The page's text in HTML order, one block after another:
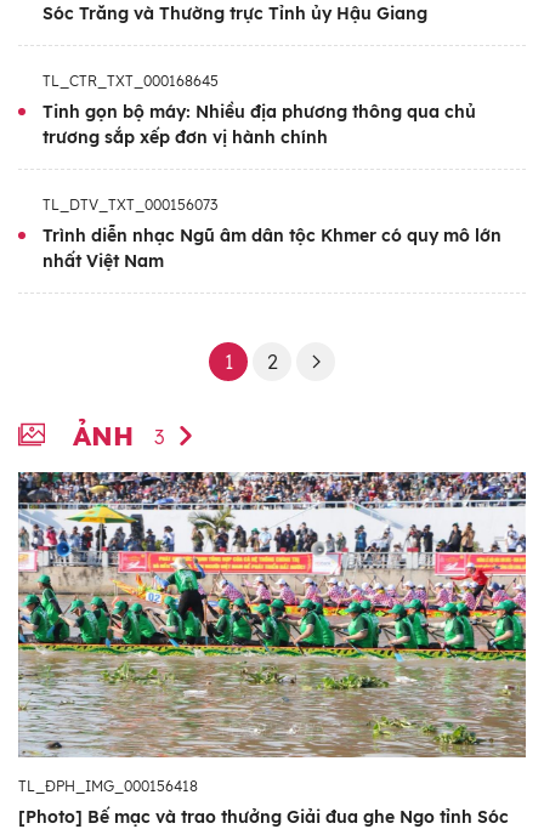
Sóc Trăng và Thường trực Tỉnh ủy Hậu Giang
TL_CTR_TXT_000168645
Tinh gọn bộ máy: Nhiều địa phương thông qua chủ
trương sắp xếp đơn vị hành chính
TL_DTV_TXT_000156073
Trình diễn nhạc Ngũ âm dân tộc Khmer có quy mô lớn
nhất Việt Nam
1 2
ẢNH 3
TL_ĐPH_IMG_000156418
[Photo] Bế mạc và trao thưởng Giải đua ghe Ngo tỉnh Sóc